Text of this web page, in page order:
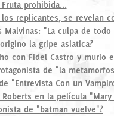
prohibida...
replicantes, se revelan
"La culpa de
la gripe asiatica?
con Fidel Castro y murio
de "la
"Entrevista Con un
en la película "Mary
de "batman vuelve"?